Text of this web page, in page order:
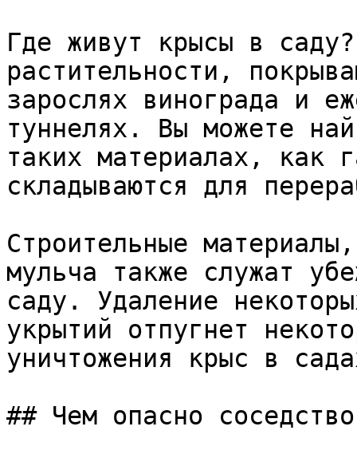
Где живут крысы в
растительности,
зарослях винограда и
туннелях. Вы можете
таких материалах, как
складываются для
Строительные
мульча также служат
саду. Удаление
укрытий отпугнет
уничтожения крыс в
## Чем опасно